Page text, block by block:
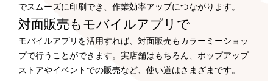
でスムーズに印刷でき、作業効率アップにつながります。
対面販売もモバイルアプリで
モバイルアプリを活用すれば、対面販売もカラーミーショッ
プで行うことができます。実店舗はもちろん、ポップアップ
ストアやイベントでの販売など、使い道はさまざまです。